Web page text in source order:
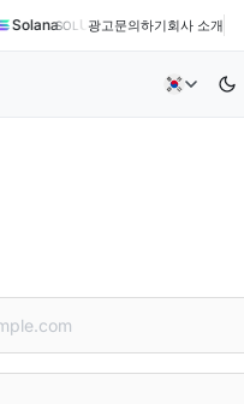
SolanaSOLUS$73.45↑2.10% TRON
광고문의하기회사 소개